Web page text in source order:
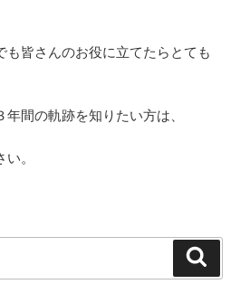
も皆さんのお役に立てたらとても
間の軌跡を知りたい方は、
。